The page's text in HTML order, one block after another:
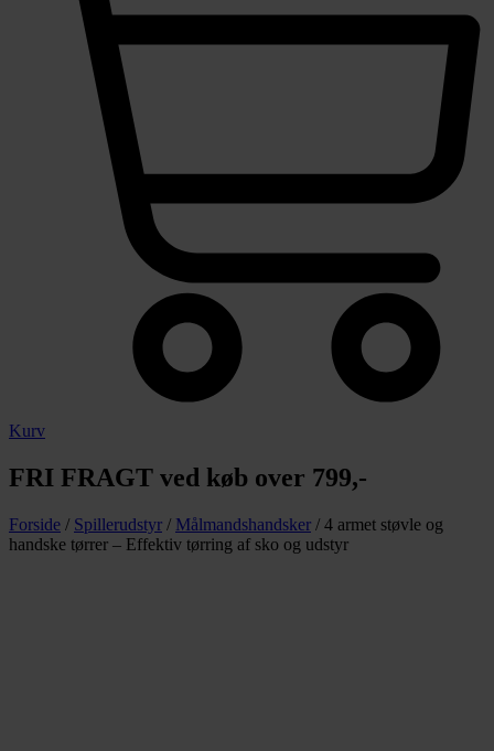
Kurv
FRI FRAGT ved køb over 799,-
Forside / Spillerudstyr / Målmandshandsker / 4 armet støvle og
handske tørrer – Effektiv tørring af sko og udstyr